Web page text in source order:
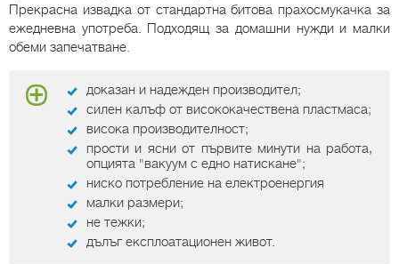
Прекрасна извадка от стандартна битова прахосмукачка за
ежедневна употреба. Подходящ за домашни нужди и малки
обеми запечатване.
доказан и надежден производител;
силен калъф от висококачествена пластмаса;
висока производителност;
прости и ясни от първите минути на работа,
опцията "вакуум с едно натискане";
ниско потребление на електроенергия
малки размери;
не тежки;
дълъг експлоатационен живот.